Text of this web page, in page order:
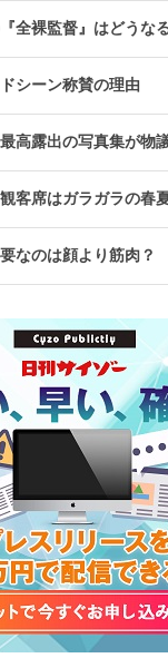
全裸監督』はどうな
シーン称賛の理由
高露出の写真集が物
客席はガラガラの春
なのは顔より筋肉？